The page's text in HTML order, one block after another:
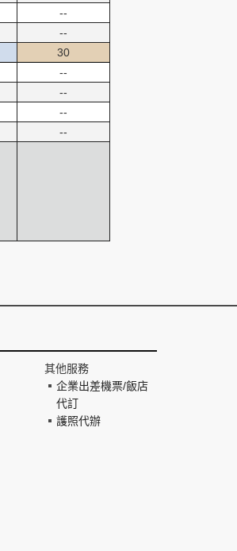
--
--
30
--
--
--
--
其他服務
企業出差機票/飯店
代訂
護照代辦